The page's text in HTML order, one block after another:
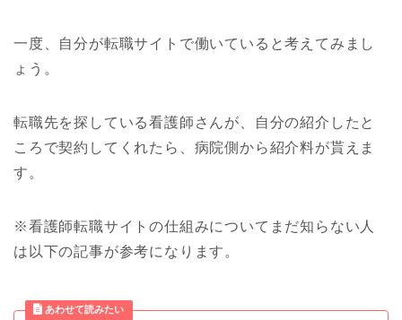
一度、自分が転職サイトで働いていると考えてみまし
ょう。
転職先を探している看護師さんが、自分の紹介したと
ころで契約してくれたら、病院側から紹介料が貰えま
す。
※看護師転職サイトの仕組みについてまだ知らない人
は以下の記事が参考になります。